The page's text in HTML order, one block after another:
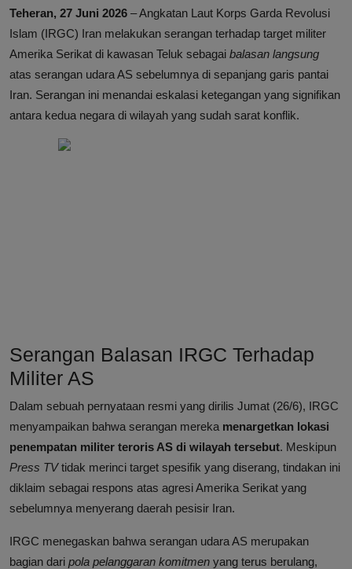
Teheran, 27 Juni 2026 – Angkatan Laut Korps Garda Revolusi
Islam (IRGC) Iran melakukan serangan terhadap target militer
Amerika Serikat di kawasan Teluk sebagai balasan langsung
atas serangan udara AS sebelumnya di sepanjang garis pantai
Iran. Serangan ini menandai eskalasi ketegangan yang signifikan
antara kedua negara di wilayah yang sudah sarat konflik.
Serangan Balasan IRGC Terhadap
Militer AS
Dalam sebuah pernyataan resmi yang dirilis Jumat (26/6), IRGC
menyampaikan bahwa serangan mereka menargetkan lokasi
penempatan militer teroris AS di wilayah tersebut. Meskipun
Press TVtidak merinci target spesifik yang diserang, tindakan ini
diklaim sebagai respons atas agresi Amerika Serikat yang
sebelumnya menyerang daerah pesisir Iran.
IRGC menegaskan bahwa serangan udara AS merupakan
bagian dari pola pelanggaran komitmen yang terus berulang,